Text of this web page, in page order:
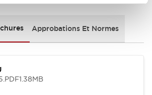
Approbations Et Normes
.PDF1.38MB